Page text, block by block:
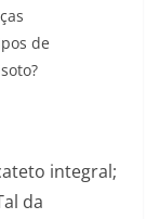
de
integral;
da